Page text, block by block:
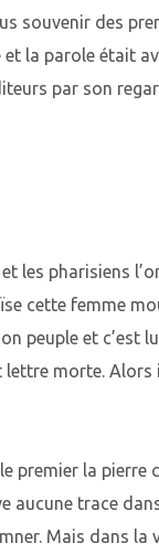
souvenir des
la parole était
par son
les pharisiens
cette femme
peuple et c’est
lettre morte.
premier la pierre
aucune trace
Mais dans la